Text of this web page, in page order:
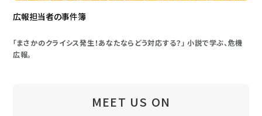
広報担当者の事件簿
「まさかのクライシス発生！あなたならどう対応する？」 小説で学ぶ、危機
広報。
MEET US ON